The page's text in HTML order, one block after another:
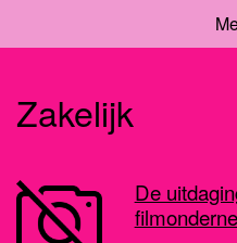
Zakelijk
De